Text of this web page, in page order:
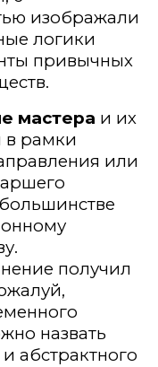
изображали
логики
привычных
мастера и их
в рамки
или
получил
назвать
абстрактного